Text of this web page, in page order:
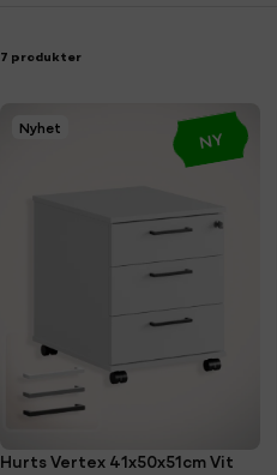
7 produkter
Hurts Vertex 41x50x51cm Vit
Nyhet NY